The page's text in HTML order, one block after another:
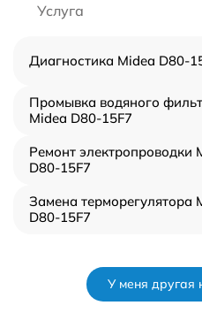
Услуга
Диагностика Midea D80-
Промывка водяного
Midea D80-15F7
Ремонт электропроводки
D80-15F7
Замена терморегулятора
D80-15F7
У меня другая